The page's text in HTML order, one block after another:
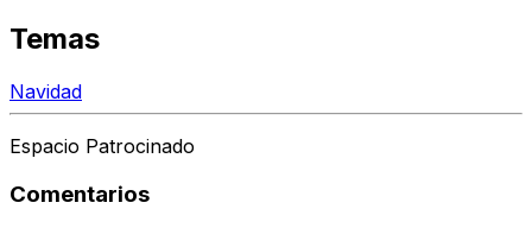
Temas
Navidad
Espacio Patrocinado
Comentarios